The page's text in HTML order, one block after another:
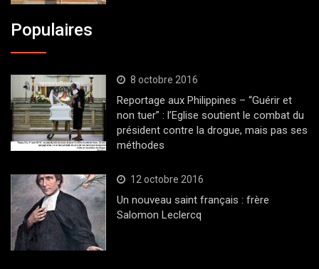
Populaires
8 octobre 2016
Reportage aux Philippines – “Guérir et
non tuer” : l’Eglise soutient le combat du
président contre la drogue, mais pas ses
méthodes
12 octobre 2016
Un nouveau saint français : frère
Salomon Leclercq